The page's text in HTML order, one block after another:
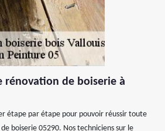
rénovation de boiserie à
étape par étape pour pouvoir réussir toute
boiserie 05290. Nos techniciens sur le